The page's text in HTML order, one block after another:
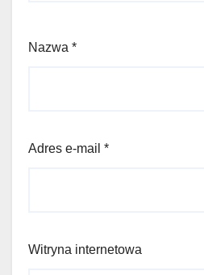
Nazwa *
Adres e-mail *
Witryna internetowa